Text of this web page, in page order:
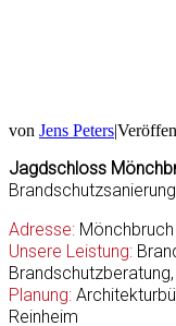
von Jens Peters|
Jagdschloss
Adresse:
Unsere Leistung:
Planung:
Reinheim